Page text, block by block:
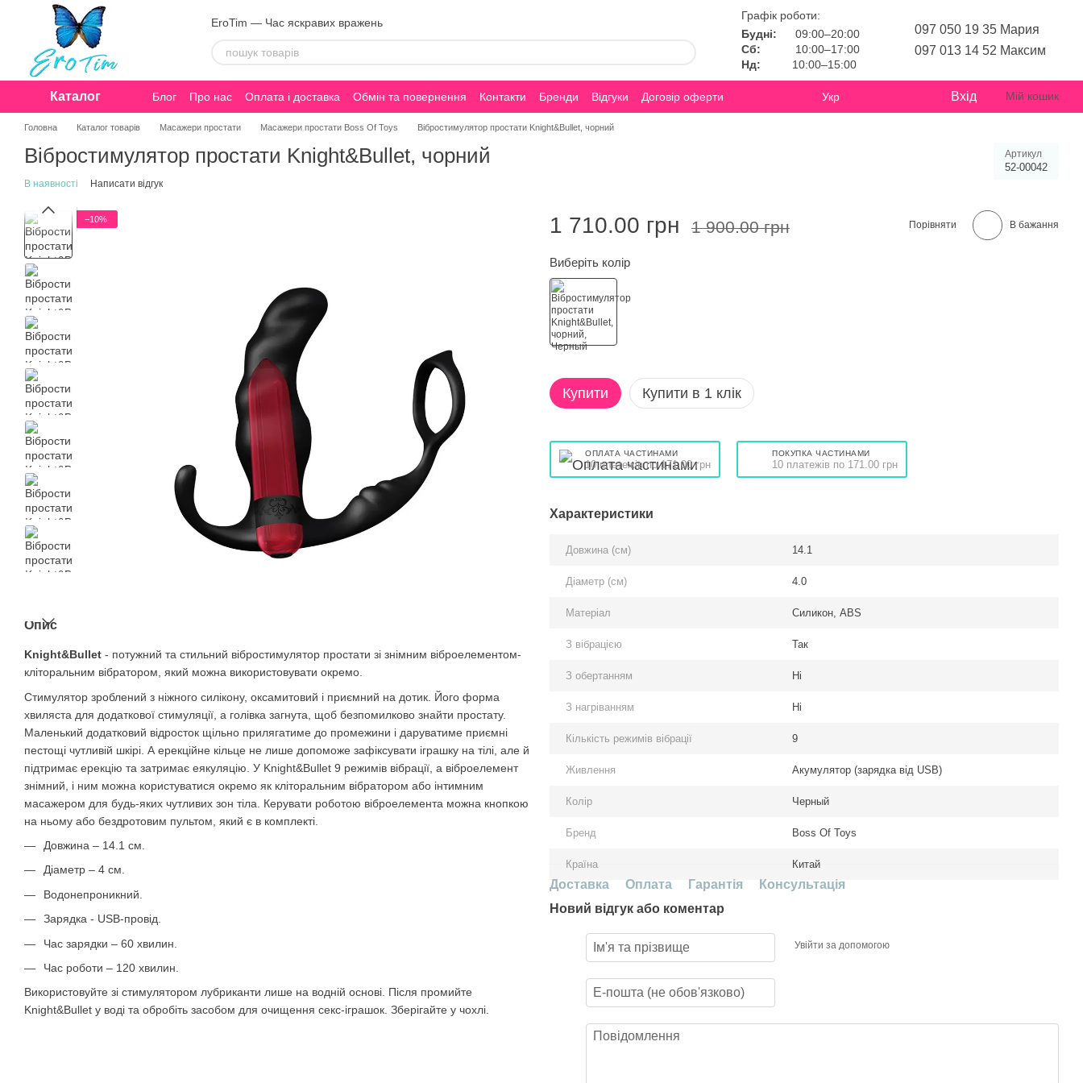
Перейти до основного контенту
EroTim — Час яскравих вражень
Графік роботи:
Будні:
09:00–20:00
Сб:
10:00–17:00
Нд:
10:00–15:00
097 050 19 35 Мария
097 013 14 52 Максим
Каталог Блог Про нас Оплата і доставка Обмін та повернення Контакти Бренди Відгуки
Договір оферти
Конфіденційність
Укр Вхід Мій кошик
Головна Каталог товарів Масажери простати Масажери простати Boss Of Toys Вібростимулятор простати Knight&Bullet, чорний
Вібростимулятор простати Knight&Bullet, чорний Артикул
52-00042
В наявності Написати відгук
−10%
Опис
Knight&Bullet - потужний та стильний вібростимулятор простати зі знімним віброелементом-
кліторальним вібратором, який можна використовувати окремо.
Стимулятор зроблений з ніжного силікону, оксамитовий і приємний на дотик. Його форма
хвиляста для додаткової стимуляції, а голівка загнута, щоб безпомилково знайти простату.
Маленький додатковий відросток щільно прилягатиме до промежини і даруватиме приємні
пестощі чутливій шкірі. А ерекційне кільце не лише допоможе зафіксувати іграшку на тілі, але й
підтримає ерекцію та затримає еякуляцію. У Knight&Bullet 9 режимів вібрації, а віброелемент
знімний, і ним можна користуватися окремо як кліторальним вібратором або інтимним
масажером для будь-яких чутливих зон тіла. Керувати роботою віброелемента можна кнопкою
на ньому або бездротовим пультом, який є в комплекті.
Довжина – 14.1 см.
Діаметр – 4 см.
Водонепроникний.
Зарядка - USB-провід.
Час зарядки – 60 хвилин.
Час роботи – 120 хвилин.
Використовуйте зі стимулятором лубриканти лише на водній основі. Після промийте
Knight&Bullet у воді та обробіть засобом для очищення секс-іграшок. Зберігайте у чохлі.
1 710.00 грн 1 900.00 грн Порівняти В бажання
Виберіть колір
Купити Купити в 1 клік
ОПЛАТА ЧАСТИНАМИ
10 платежів по 171.00 грн
ПОКУПКА ЧАСТИНАМИ
10 платежів по 171.00 грн
Характеристики
Довжина (см) 14.1
Діаметр (см) 4.0
Матеріал Силикон, ABS
З вібрацією Так
З обертанням Ні
З нагріванням Ні
Кількість режимів вібрації 9
Живлення Акумулятор (зарядка від USB)
Колір Черный
Бренд Boss Of Toys
Країна Китай
Доставка Оплата Гарантія
Консультація
Новий відгук або коментар
Увійти за допомогою